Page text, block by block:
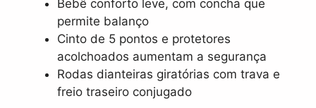
Bebê conforto leve, com concha que
permite balanço
Cinto de 5 pontos e protetores
acolchoados aumentam a segurança
Rodas dianteiras giratórias com trava e
freio traseiro conjugado